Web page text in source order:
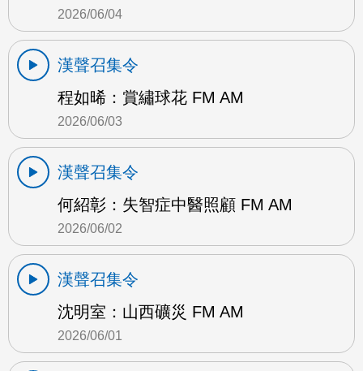
2026/06/04
漢聲召集令
程如晞：賞繡球花 FM AM
2026/06/03
漢聲召集令
何紹彰：失智症中醫照顧 FM AM
2026/06/02
漢聲召集令
沈明室：山西礦災 FM AM
2026/06/01